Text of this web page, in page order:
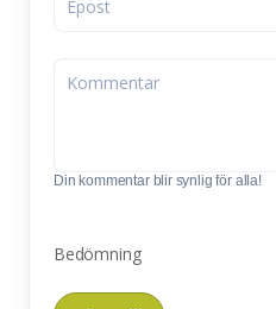
Din kommentar blir synlig för alla!
Bedömning